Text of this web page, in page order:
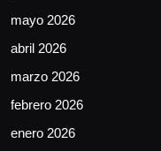
mayo 2026
abril 2026
marzo 2026
febrero 2026
enero 2026